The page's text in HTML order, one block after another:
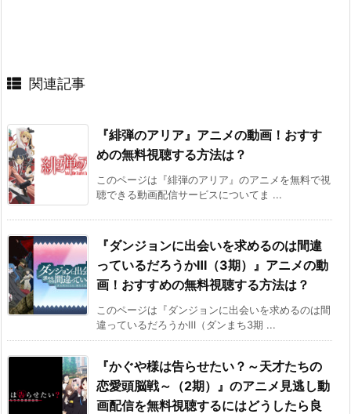
関連記事
『緋弾のアリア』アニメの動画！おすす
めの無料視聴する方法は？
このページは『緋弾のアリア』のアニメを無料で視
聴できる動画配信サービスについてま ...
『ダンジョンに出会いを求めるのは間違
っているだろうかⅢ（3期）』アニメの動
画！おすすめの無料視聴する方法は？
このページは『ダンジョンに出会いを求めるのは間
違っているだろうかⅢ（ダンまち3期 ...
『かぐや様は告らせたい？～天才たちの
恋愛頭脳戦～（2期）』のアニメ見逃し動
画配信を無料視聴するにはどうしたら良